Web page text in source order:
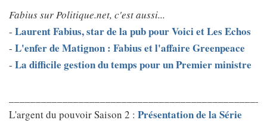
Fabius sur Politique.net, c'est aussi...
- Laurent Fabius, star de la pub pour Voici et Les Echos
- L'enfer de Matignon : Fabius et l'affaire Greenpeace
- La difficile gestion du temps pour un Premier ministre
L'argent du pouvoir Saison 2 : Présentation de la Série